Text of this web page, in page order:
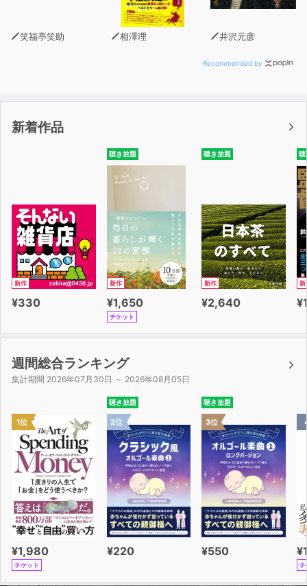
笑福亭笑助 相澤理 井沢元彦
Recommended by
新着作品
新作
¥330
聴き放題
新作
¥1,650
チケット
聴き放題
新作
¥2,640
聴
新
週間総合ランキング
集計期間 2026年07月30日 ～ 2026年08月05日
1位
¥1,980
チケット
聴き放題
2位
¥220
聴き放題
3位
¥550
チ